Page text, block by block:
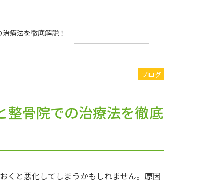
療法を徹底解説！
ブログ
整骨院での治療法を徹底
くと悪化してしまうかもしれません。原因